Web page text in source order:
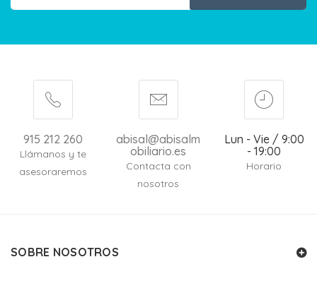
915 212 260
Llámanos y te
asesoraremos
abisal@abisalm
obiliario.es
Contacta con
nosotros
Lun - Vie / 9:00
- 19:00
Horario
SOBRE NOSOTROS